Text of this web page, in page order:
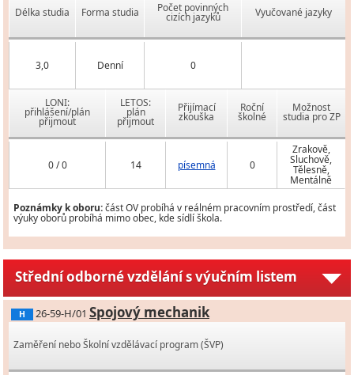
Délka studia Forma studia Počet povinných
cizích jazyků Vyučované jazyky
3,0 Denní 0
LONI:
přihlášení/plán
přijmout
LETOS:
plán
přijmout
Přijímací
zkouška
Roční
školné
Možnost
studia pro ZP
0 / 0 14 písemná 0
Zrakově,
Sluchově,
Tělesně,
Mentálně
Poznámky k oboru:část OV probíhá v reálném pracovním prostředí, část
výuky oborů probíhá mimo obec, kde sídlí škola.
Střední odborné vzdělání s výučním listem
H 26-59-H/01 Spojový mechanik
Zaměření nebo Školní vzdělávací program (ŠVP)